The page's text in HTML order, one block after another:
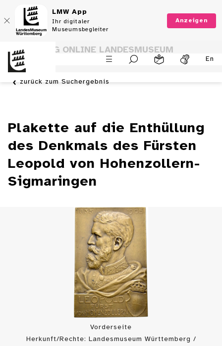
LMW App
Ihr digitaler
Museumsbegleiter
Anzeigen
En
SAMMLUNG ONLINE LANDESMUSEUM
WÜRTTEMBERG
zurück zum Suchergebnis
Plakette auf die Enthüllung
des Denkmals des Fürsten
Leopold von Hohenzollern-
Sigmaringen
Vorderseite
Herkunft/Rechte: Landesmuseum Württemberg /